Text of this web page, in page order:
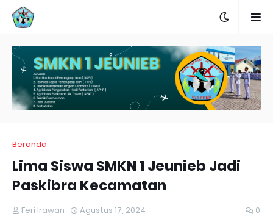
Beranda
Lima Siswa SMKN 1 Jeunieb Jadi
Paskibra Kecamatan
Feri Irawan Agustus 17, 2024 0